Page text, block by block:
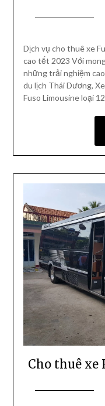
Dịch vụ cho thuê xe
cao tết 2023 Với
những trải nghiệm
du lịch Thái Dương,
Fuso Limousine loại
Cho thuê xe